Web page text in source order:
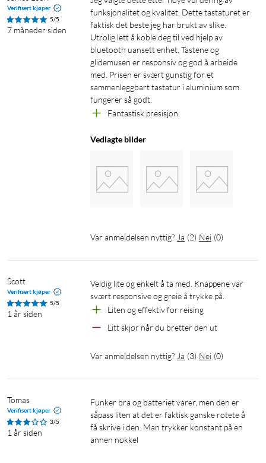
Verifisert kjøper
5/5
7 måneder siden
funksjonalitet og kvalitet. Dette tastaturet er
faktisk det beste jeg har brukt av slike.
Utrolig lett å koble deg til ved hjelp av
bluetooth uansett enhet. Tastene og
glidemusen er responsiv og god å arbeide
med. Prisen er svært gunstig for et
sammenleggbart tastatur i aluminium som
fungerer så godt.
Fantastisk presisjon.
Vedlagte bilder
Var anmeldelsen nyttig? Ja (2) Nei (0)
Scott
Verifisert kjøper
5/5
1 år siden
Veldig lite og enkelt å ta med. Knappene var
svært responsive og greie å trykke på.
Liten og effektiv for reising
Litt skjør når du bretter den ut
Var anmeldelsen nyttig? Ja (3) Nei (0)
Tomas
Verifisert kjøper
3/5
1 år siden
Funker bra og batteriet varer, men den er
såpass liten at det er faktisk ganske rotete å
få skrive i den. Man trykker konstant på en
annen nøkkel